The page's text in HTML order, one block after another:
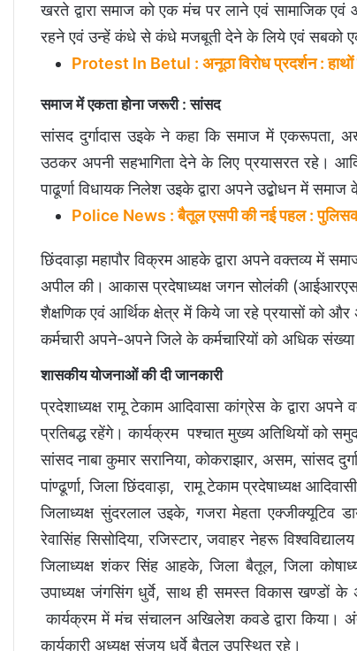
खरते द्वारा समाज को एक मंच पर लाने एवं सामाजिक
रहने एवं उन्हें कंधे से कंधे मजबूती देने के लिये एवं सबको
Protest In Betul : अनूठा विरोध प्रदर्शन : हाथों
समाज में एकता होना जरूरी : सांसद
सांसद दुर्गादास उइके ने कहा कि समाज में एकरूपता,
उठकर अपनी सहभागिता देने के लिए प्रयासरत रहे।
पाढूर्णा विधायक निलेश उइके द्वारा अपने उद्बोधन में
Police News : बैतूल एसपी की नई पहल :
छिंदवाड़ा महापौर विक्रम आहके द्वारा अपने वक्तव्य में
अपील की। आकास प्रदेषाध्यक्ष जगन सोलंकी (आईआरएस)
शैक्षणिक एवं आर्थिक क्षेत्र में किये जा रहे प्रयासों को
कर्मचारी अपने-अपने जिले के कर्मचारियों को अधिक
शासकीय योजनाओं की दी जानकारी
प्रदेशाध्यक्ष रामू टेकाम आदिवासा कांग्रेस के द्वारा
प्रतिबद्ध रहेंगे। कार्यक्रम पश्चात मुख्य अतिथियों को
सांसद नाबा कुमार सरानिया, कोकराझार, असम, सांसद
पांण्ढूर्णा, जिला छिंदवाड़ा, रामू टेकाम प्रदेषाध्यक्ष
जिलाध्यक्ष सुंदरलाल उइके, गजरा मेहता एक्जीक्यूटिव
रेवासिंह सिसोदिया, रजिस्टार, जवाहर नेहरू
जिलाध्यक्ष शंकर सिंह आहके, जिला बैतूल, जिला
उपाध्यक्ष जंगसिंग धुर्वे, साथ ही समस्त विकास खण्डों के
कार्यक्रम में मंच संचालन अखिलेश कवडे द्वारा किया।
कार्यकारी अध्यक्ष संजय धुर्वे बैतूल उपस्थित रहे।